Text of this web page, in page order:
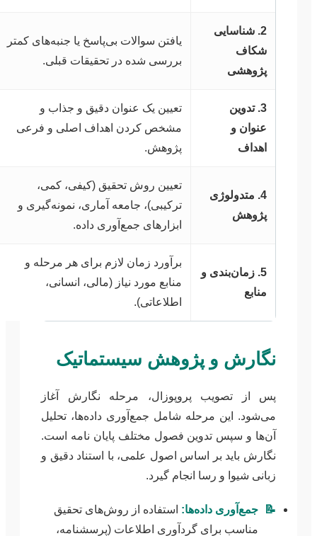
2. شناسایی
شکاف
پژوهشی
یافتن سوالات بی‌پاسخ یا جنبه‌های کمتر
بررسی شده در تحقیقات قبلی.
3. تدوین
عنوان و
اهداف
تعیین یک عنوان دقیق و جذاب و
مشخص کردن اهداف اصلی و فرعی
پژوهش.
4. متدولوژی
پژوهش
تعیین روش تحقیق (کیفی، کمی،
ترکیبی)، جامعه آماری، نمونه‌گیری و
ابزارهای جمع‌آوری داده.
5. زمان‌بندی و
منابع
برآورد زمان لازم برای هر مرحله و
منابع مورد نیاز (مالی، انسانی،
اطلاعاتی).
نگارش و پژوهش سیستماتیک
پس از تصویب پروپوزال، مرحله نگارش آغاز
می‌شود. این مرحله شامل جمع‌آوری داده‌ها، تحلیل
آن‌ها و سپس تدوین فصول مختلف پایان نامه است.
نگارش باید بر اساس اصول علمی، با استناد دقیق و
زبانی شیوا و رسا انجام گیرد.
📝 جمع‌آوری داده‌ها:استفاده از روش‌های تحقیق
مناسب برای گردآوری اطلاعات (پرسشنامه،